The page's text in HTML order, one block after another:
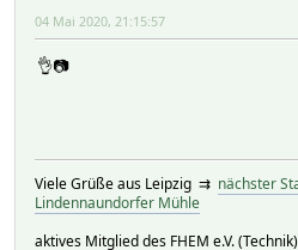
04 Mai 2020, 21:15:57
👌📷
Viele Grüße aus Leipzig ⇉ nächster
Lindennaundorfer Mühle
aktives Mitglied des FHEM e.V. (Technik)